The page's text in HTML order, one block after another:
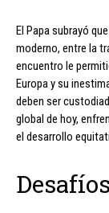
El Papa subrayó
moderno, entre la
encuentro le
Europa y su
deben ser
global de hoy,
el desarrollo